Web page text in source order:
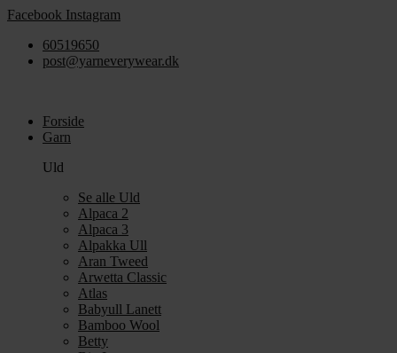
Videre
indhold
Facebook Instagram
60519650
post@yarneverywear.dk
Forside
Garn
Uld
Se alle Uld
Alpaca 2
Alpaca 3
Alpakka Ull
Aran Tweed
Arwetta Classic
Atlas
Babyull Lanett
Bamboo Wool
Betty